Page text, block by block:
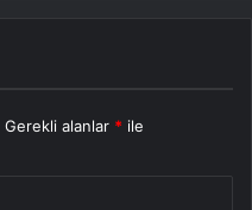
Gerekli alanlar * ile